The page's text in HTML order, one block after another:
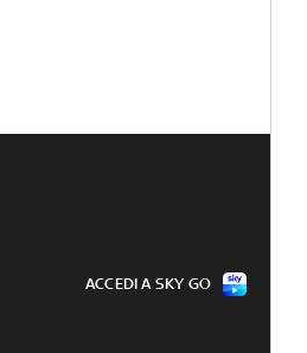
ACCEDI A SKY GO